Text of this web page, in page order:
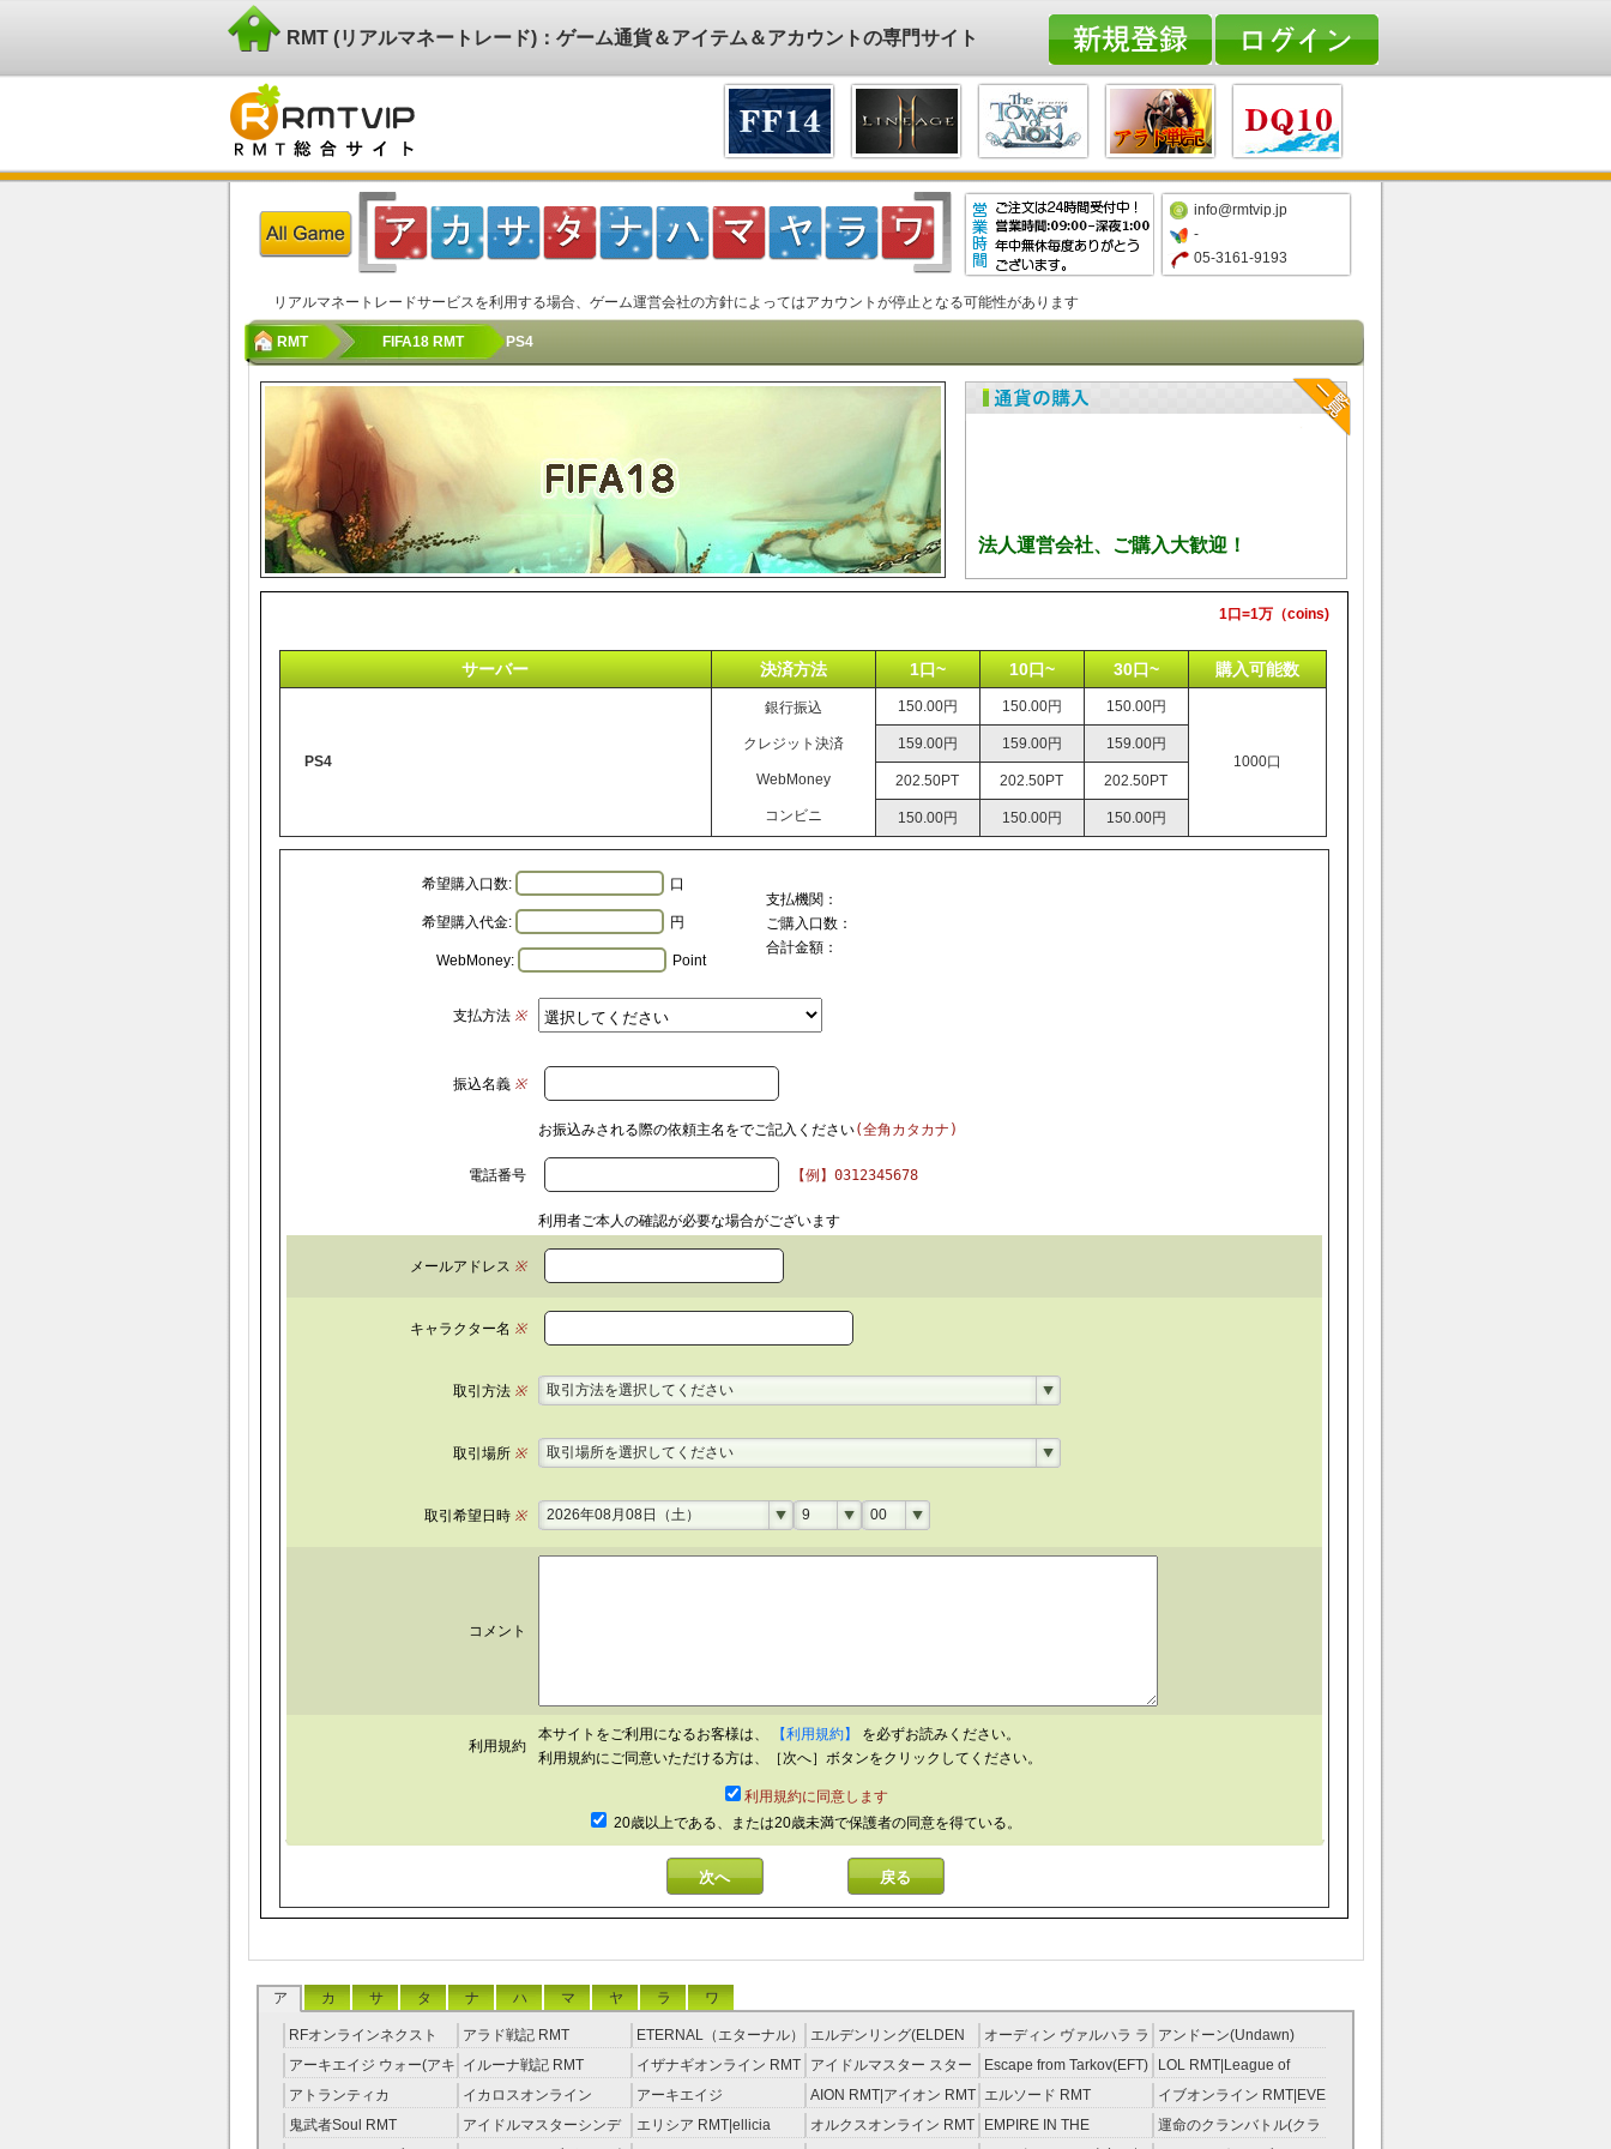
RMT (リアルマネートレード)：ゲーム通貨＆アイテム＆アカウントの専門サイト
info@rmtvip.jp
-
05-3161-9193
リアルマネートレードサービスを利用する場合、ゲーム運営会社の方針によってはアカウントが停止となる可能性があります
RMT FIFA18 RMT PS4
法人運営会社、ご購入大歓迎！
1口=1万（coins)
サーバー 決済方法 1口~ 10口~ 30口~ 購入可能数
PS4
銀行振込
クレジット決済
WebMoney
コンビニ
150.00円 150.00円 150.00円
1000口
159.00円 159.00円 159.00円
202.50PT 202.50PT 202.50PT
150.00円 150.00円 150.00円
希望購入口数:
口
支払機関：
ご購入口数：
合計金額：
希望購入代金: 円
WebMoney: Point
支払方法※
振込名義※
お振込みされる際の依頼主名をでご記入ください(全角カタカナ)
電話番号 【例】0312345678
利用者ご本人の確認が必要な場合がございます
メールアドレス ※
キャラクター名 ※
取引方法※ 取引方法を選択してください
取引場所※ 取引場所を選択してください
取引希望日時※ 2026年08月08日（土） 9 00
コメント
利用規約
本サイトをご利用になるお客様は、 【利用規約】
を必ずお読みください。
利用規約にご同意いただける方は、［次へ］ボタンをクリックしてください。
利用規約に同意します
20歳以上である、または20歳未満で保護者の同意を得ている。
ア カ サ タ ナ ハ マ ヤ ラ ワ
RFオンラインネクスト
RMT
アラド戦記 RMT
ETERNAL（エターナル）
RMT
エルデンリング(ELDEN
RING) RMT
オーディン ヴァルハラ ラ
イジング RMT
アンドーン(Undawn)
RMT
アーキエイジ ウォー(アキ
ウオ) RMT
イルーナ戦記 RMT イザナギオンライン RMT
アイドルマスター スター
ライトステージ RMT
Escape from Tarkov(EFT)
RMT
LOL RMT|League of
Legends RMT
アトランティカ
RMT|Atlantica RMT
イカロスオンライン
RMT（予約制）
アーキエイジ
RMT|ArcheAge RMT（予
約制）
AION RMT|アイオン RMT エルソード RMT
イブオンライン RMT|EVE
RMT
鬼武者Soul RMT
アイドルマスターシンデ
エリシア RMT|ellicia
オルクスオンライン RMT
EMPIRE IN THE
運命のクランバトル(クラ